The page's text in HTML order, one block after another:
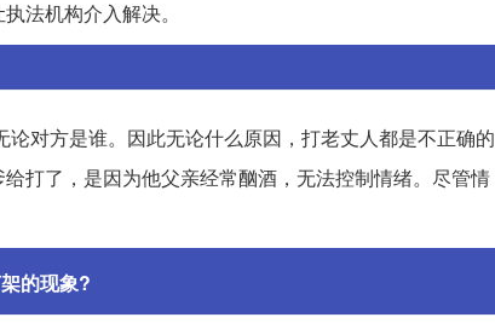
法机构介入解决。
对方是谁。因此无论什么原因，打老丈人都是不正确的
打了，是因为他父亲经常酗酒，无法控制情绪。尽管情
的现象?